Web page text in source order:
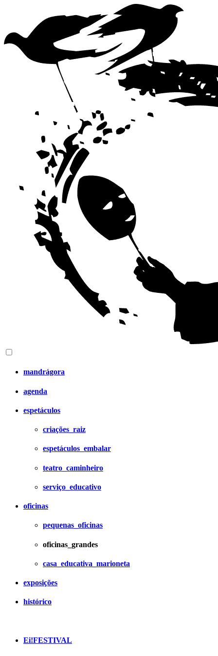
mandrágora
agenda
espetáculos
criações_raiz
espetáculos_embalar
teatro_caminheiro
serviço_educativo
oficinas
pequenas_oficinas
oficinas_grandes
casa_educativa_marioneta
exposições
histórico
Ei!FESTIVAL